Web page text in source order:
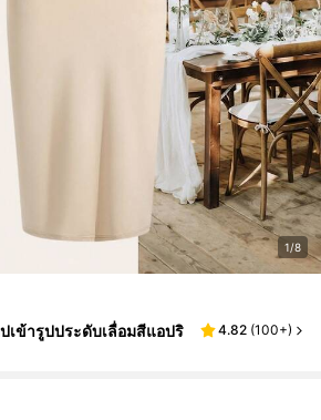
1/8
เข้ารูปประดับเลื่อมสีแอปริ
4.82 (100+)